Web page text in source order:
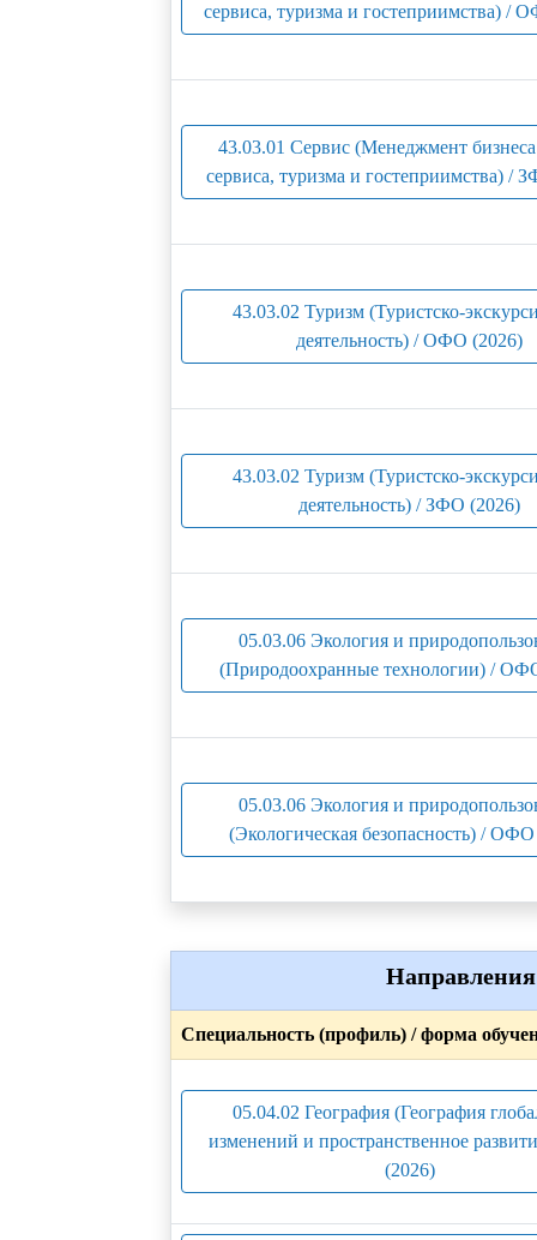
сервиса, туризма и гостеприимства) /
43.03.01 Сервис (Менеджмент
сервиса, туризма и гостеприимства) /
43.03.02 Туризм (Туристско-
деятельность) / ОФО (2026)
43.03.02 Туризм (Туристско-
деятельность) / ЗФО (2026)
05.03.06 Экология и
(Природоохранные технологии) /
05.03.06 Экология и
(Экологическая безопасность) /
Направления
Специальность (профиль) / форма
05.04.02 География (География
изменений и пространственное
(2026)